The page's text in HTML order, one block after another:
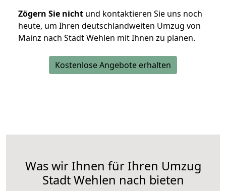
Zögern Sie nicht und kontaktieren Sie uns noch
heute, um Ihren deutschlandweiten Umzug von
Mainz nach Stadt Wehlen mit Ihnen zu planen.
Kostenlose Angebote erhalten
Was wir Ihnen für Ihren Umzug
Stadt Wehlen nach bieten